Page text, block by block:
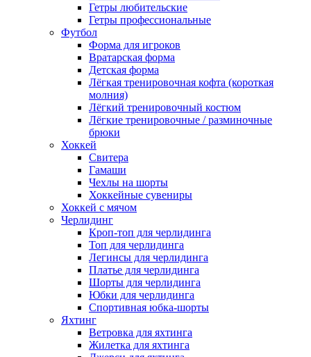
Гетры любительские
Гетры профессиональные
Футбол
Форма для игроков
Вратарская форма
Детская форма
Лёгкая тренировочная кофта (короткая
молния)
Лёгкий тренировочный костюм
Лёгкие тренировочные / разминочные
брюки
Хоккей
Свитера
Гамаши
Чехлы на шорты
Хоккейные сувениры
Хоккей с мячом
Черлидинг
Кроп-топ для черлидинга
Топ для черлидинга
Легинсы для черлидинга
Платье для черлидинга
Шорты для черлидинга
Юбки для черлидинга
Спортивная юбка-шорты
Яхтинг
Ветровка для яхтинга
Жилетка для яхтинга